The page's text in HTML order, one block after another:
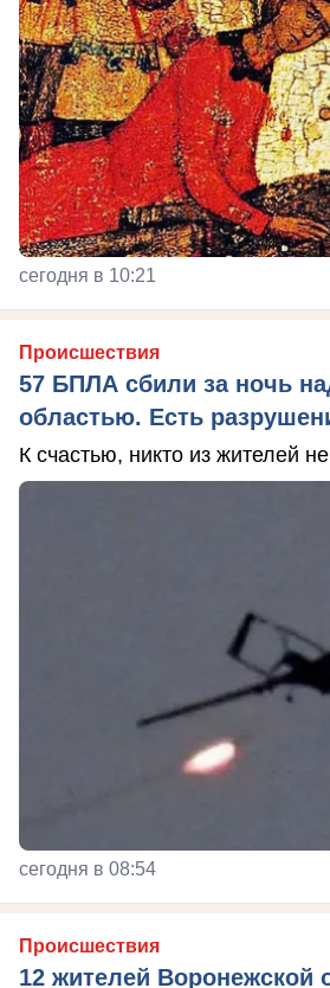
сегодня в 10:21
Происшествия
57 БПЛА сбили за ночь
областью. Есть
К счастью, никто из жителей
сегодня в 08:54
Происшествия
12 жителей Воронежской